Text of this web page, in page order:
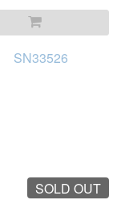
SOLD OUT